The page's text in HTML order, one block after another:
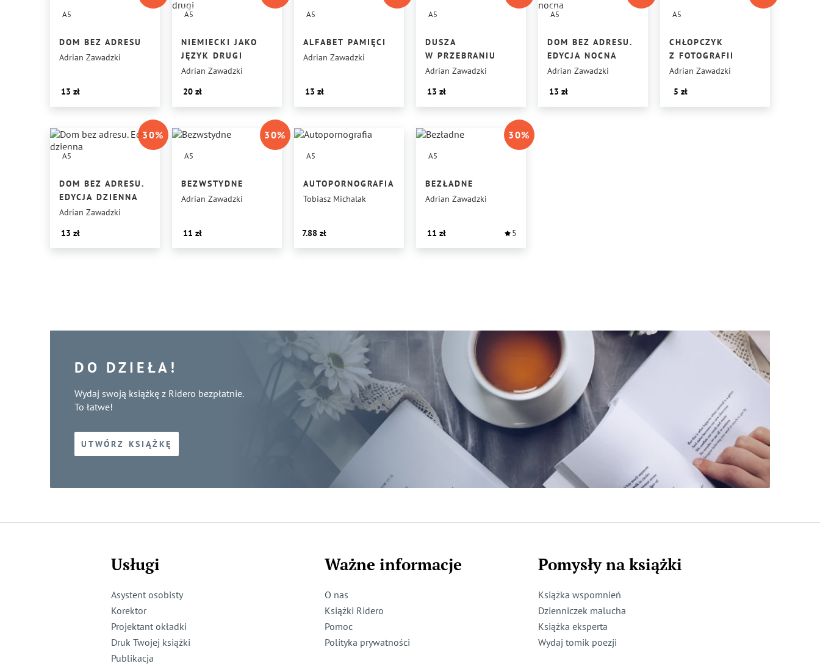
A5
DOM BEZ ADRESU
Adrian Zawadzki
13
A5
NIEMIECKI JAKO
JĘZYK DRUGI
Adrian Zawadzki
20
A5
ALFABET PAMIĘCI
Adrian Zawadzki
13
A5
DUSZA
W PRZEBRANIU
Adrian Zawadzki
13
A5
DOM BEZ ADRESU.
EDYCJA NOCNA
Adrian Zawadzki
13
A5
CHŁOPCZYK
Z FOTOGRAFII
Adrian Zawadzki
5
A5
30%
DOM BEZ ADRESU.
EDYCJA DZIENNA
Adrian Zawadzki
13
A5
30%
BEZWSTYDNE
Adrian Zawadzki
11
A5
AUTOPORNOGRAFIA
Tobiasz Michalak
7.88
A5
30%
BEZŁADNE
Adrian Zawadzki
11 5
DO DZIEŁA!
Wydaj swoją książkę z Ridero bezpłatnie.
To łatwe!
UTWÓRZ KSIĄŻKĘ
Usługi
Asystent osobisty
Korektor
Projektant okładki
Druk Twojej książki
Publikacja
Ważne informacje
O nas
Książki Ridero
Pomoc
Polityka prywatności
Pomysły na książki
Książka wspomnień
Dzienniczek malucha
Książka eksperta
Wydaj tomik poezji